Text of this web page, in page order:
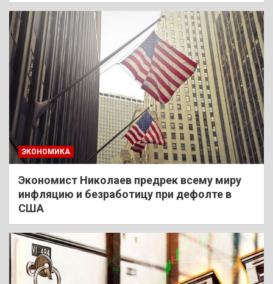
ЭКОНОМИКА
Экономист Николаев предрек всему миру
инфляцию и безработицу при дефолте в
США